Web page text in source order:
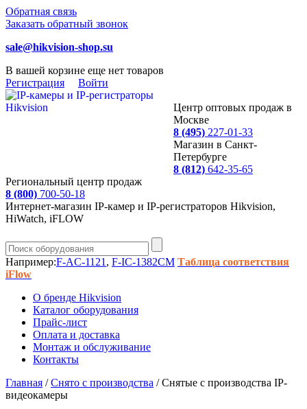
Обратная связь
Заказать обратный звонок
sale@hikvision-shop.su
В вашей корзине еще нет товаров
Регистрация
Войти
Центр оптовых продаж в
Москве
8 (495) 227-01-33
Магазин в Санкт-
Петербурге
8 (812) 642-35-65
Региональный центр продаж
8 (800) 700-50-18
Интернет-магазин IP-камер и IP-регистраторов Hikvision,
HiWatch, iFLOW
Например:F-AC-1121 , F-IC-1382CM Таблица соответствия
iFlow
О бренде Hikvision
Каталог оборудования
Прайс-лист
Оплата и доставка
Монтаж и обслуживание
Контакты
Главная /Снято с производства /Снятые с производства IP-
видеокамеры